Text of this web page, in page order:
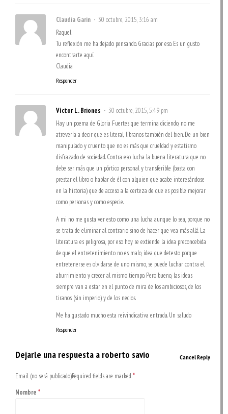
Claudia Garin
30 octubre, 2015, 3:16 am
Raquel
Tu reflexión me ha dejado pensando. Gracias por eso. Es un gusto
encontrarte aquí.
Claudia
Responder
Víctor L. Briones
30 octubre, 2015, 5:49 pm
Hay un poema de Gloria Fuertes que termina diciendo, no me
atrevería a decir que es literal, líbranos también del bien. De un bien
manipulado y cruento que no es más que crueldad y estatismo
disfrazado de sociedad. Contra eso lucha la buena literatura que no
debe ser más que un pórtico personal y transferible (basta con
prestar el libro o hablar de él con alguien que acabe interesándose
en la historia) que de acceso a la certeza de que es posible mejorar
como personas y como especie.
A mi no me gusta ver esto como una lucha aunque lo sea, porque no
se trata de eliminar al contrario sino de hacer que vea más allá. La
literatura es peligrosa, por eso hoy se extiende la idea preconcebida
de que el entretenimiento no es malo, idea que detesto porque
entretenerse es olvidarse de uno mismo, se puede luchar contra el
aburrimiento y crecer al mismo tiempo. Pero bueno, las ideas
siempre van a estar en el punto de mira de los ambiciosos, de los
tiranos (sin imperio) y de los necios.
Me ha gustado mucho esta reivindicativa entrada. Un saludo
Responder
Dejarle una respuesta a roberto savio Cancel Reply
Email (no será publicado)Required fields are marked *
Nombre *